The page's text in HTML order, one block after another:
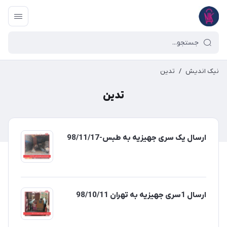
نیک اندیش / تدین
تدین
ارسال یک سری جهیزیه به طبس-98/11/17
ارسال 1سری جهیزیه به تهران 98/10/11